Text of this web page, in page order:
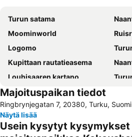
Turun satama
Moominworld
Logomo
Kupittaan rautatieasema
Louhisaaren kartano
Turku Bus Station
Turun kaupunginteatteri
Turun Messu- ja Kongressikeskus
Kultaranta
HK
Majoituspaikan tiedot
Ringbrynjegatan 7, 20380, Turku, Suomi
Näytä lisää
Usein kysytyt kysymykset